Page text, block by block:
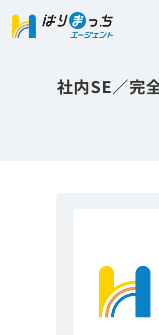
社内SE／完